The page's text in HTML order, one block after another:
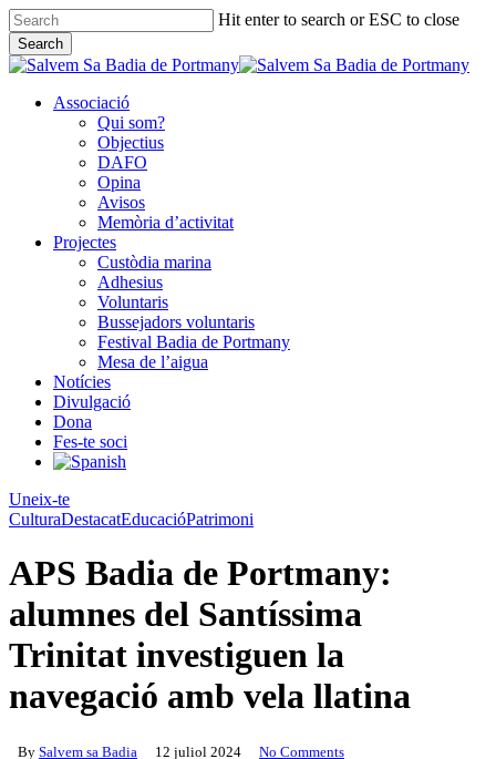
Skip
to
main
content
Hit enter to search or ESC to close
Search
Close
Associació
Qui som?
Objectius
DAFO
Opina
Avisos
Memòria d’activitat
Projectes
Custòdia marina
Adhesius
Voluntaris
Bussejadors voluntaris
Festival Badia de Portmany
Mesa de l’aigua
Notícies
Divulgació
Dona
Fes-te soci
Uneix-te
CulturaDestacatEducacióPatrimoni
APS Badia de Portmany:
alumnes del Santíssima
Trinitat investiguen la
navegació amb vela llatina
By Salvem sa Badia 12 juliol 2024 No Comments